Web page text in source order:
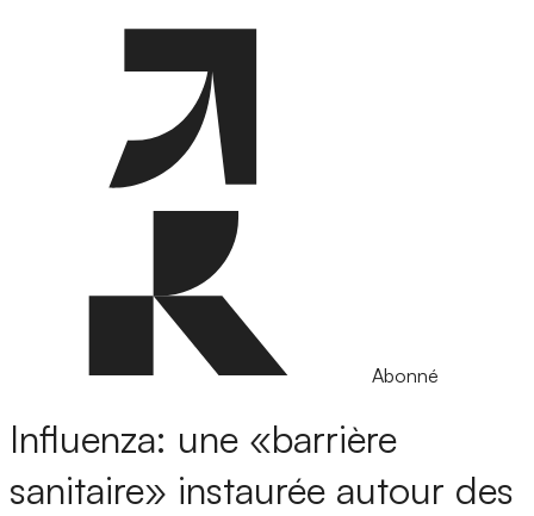
Abonné
Influenza: une «barrière
sanitaire» instaurée autour des